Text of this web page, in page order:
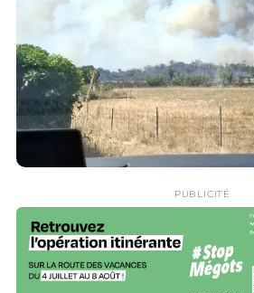
PUBLICITÉ